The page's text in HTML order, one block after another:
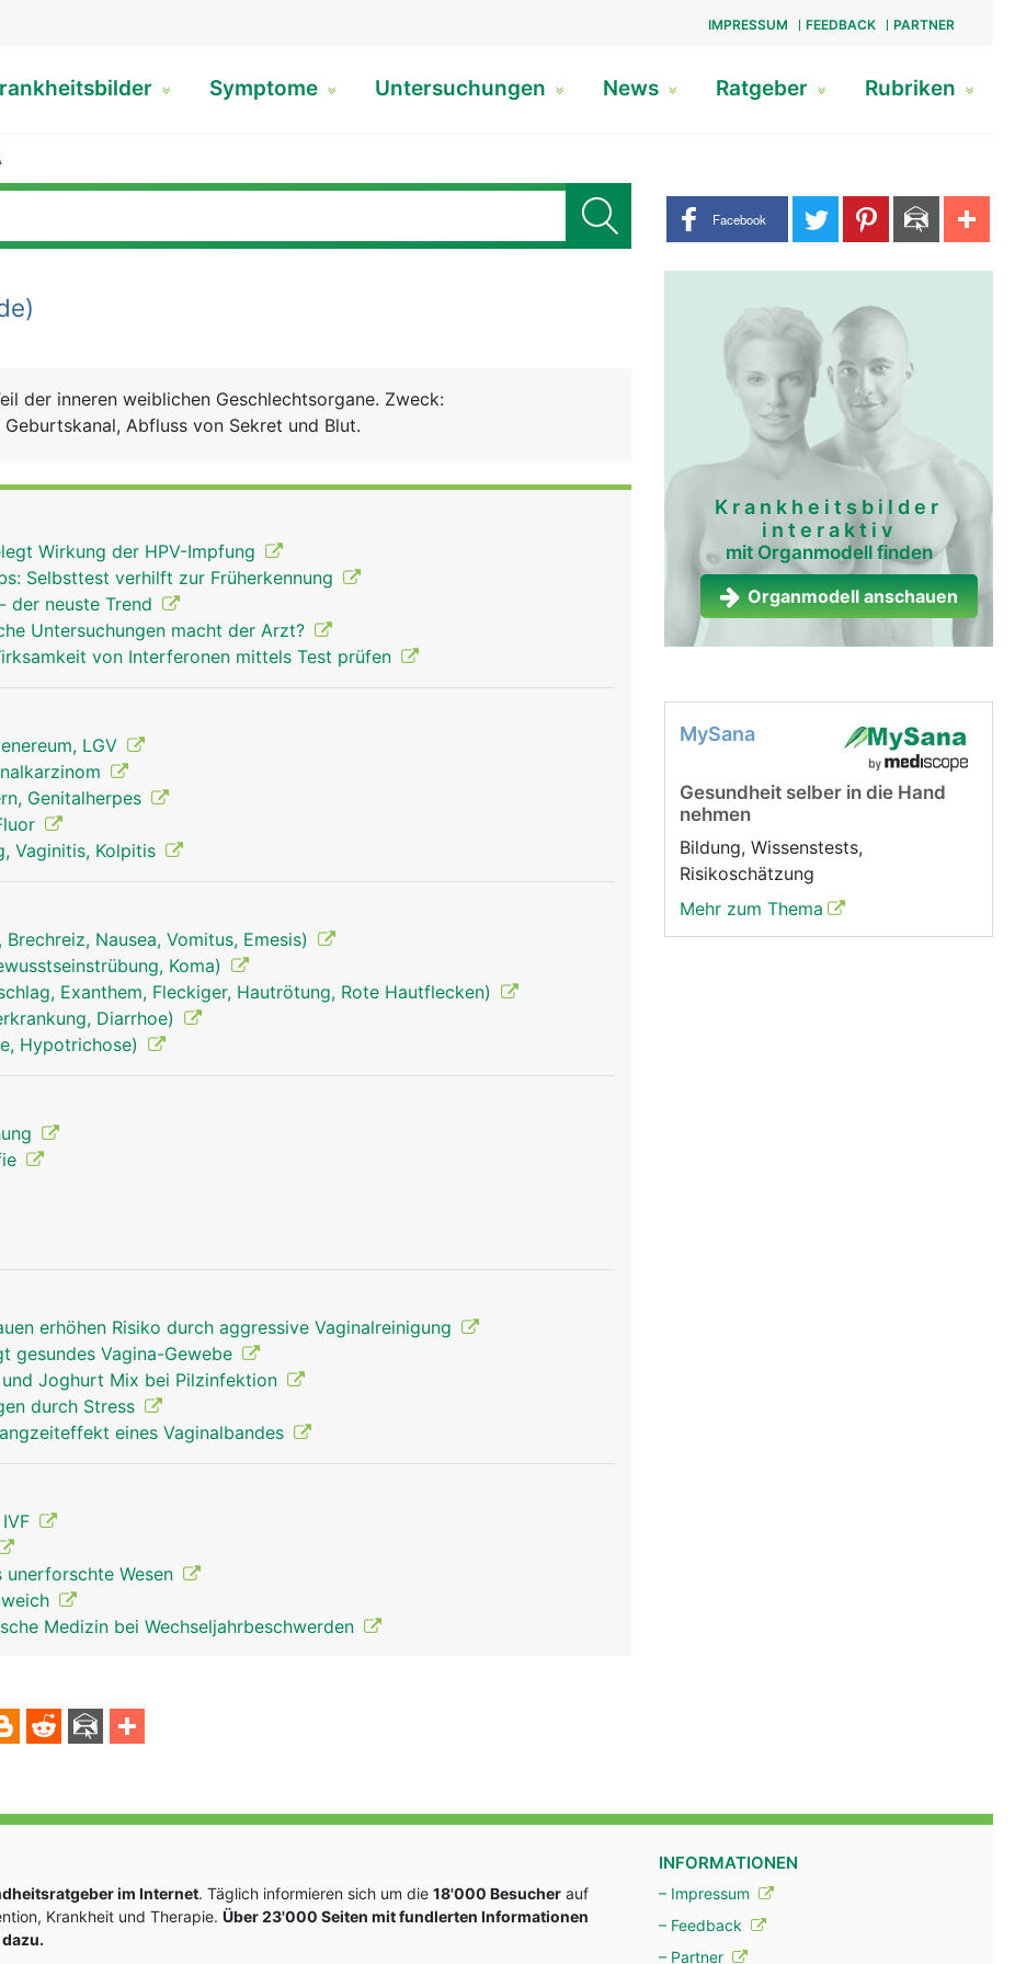
IMPRESSUM FEEDBACK PARTNER
Symptome Untersuchungen News Ratgeber Rubriken
Share buttons
Facebook
der inneren weiblichen Geschlechtsorgane. Zweck:
Geburtskanal, Abfluss von Sekret und Blut.
Wirkung der HPV-Impfung
Selbsttest verhilft zur Früherkennung
der neuste Trend
Untersuchungen macht der Arzt?
von Interferonen mittels Test prüfen
LGV
Genitalherpes
Vaginitis, Kolpitis
Nausea, Vomitus, Emesis)
Koma)
Exanthem, Fleckiger, Hautrötung, Rote Hautflecken)
Diarrhoe)
Hypotrichose)
erhöhen Risiko durch aggressive Vaginalreinigung
gesundes Vagina-Gewebe
Joghurt Mix bei Pilzinfektion
durch Stress
eines Vaginalbandes
Wesen
Medizin bei Wechseljahrbeschwerden
Krankheitsbilder
interaktiv
mit Organmodell finden
Organmodell anschauen
MySana
Gesundheit selber in die Hand
nehmen
Bildung, Wissenstests,
Risikoschätzung
Mehr zum Thema
im Internet. Täglich informieren sich um die 18'000 Besucher auf
Krankheit und Therapie. Über 23'000 Seiten mit fundlerten Informationen
INFORMATIONEN
– Impressum
– Feedback
– Partner